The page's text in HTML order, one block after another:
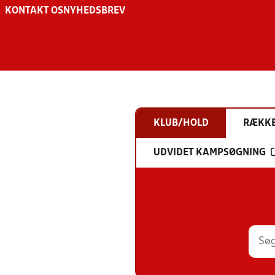
KONTAKT OS NYHEDSBREV
KLUB/HOLD
UDVIDET KAMPSØGNING